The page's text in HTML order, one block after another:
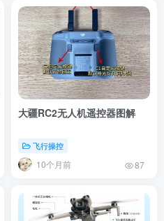
大疆RC2无人机遥控器图解
飞行操控
10个月前 87